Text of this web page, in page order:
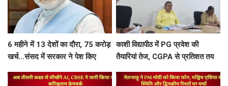
6 महीने में 13 देशों का दौरा, 75 करोड़
खर्च...संसद में सरकार ने पेश किए
काशी विद्यापीठ में PG प्रवेश की
तैयारियां तेज, CGPA से प्रतिशत तय